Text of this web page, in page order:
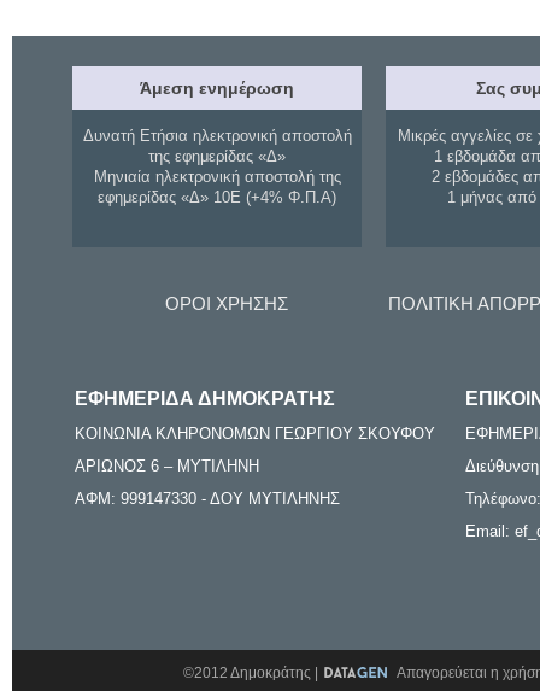
Άμεση ενημέρωση
Δυνατή Ετήσια ηλεκτρονική αποστολή
της εφημερίδας «Δ»
Μηνιαία ηλεκτρονική αποστολή της
εφημερίδας «Δ» 10Ε (+4% Φ.Π.Α)
Σας
Μικρές αγγελίες σε
1 εβδομάδα
2 εβδομάδες
1 μήνας
ΟΡΟΙ ΧΡΗΣΗΣ ΠΟΛΙΤΙΚΗ
ΕΦΗΜΕΡΙΔΑ ΔΗΜΟΚΡΑΤΗΣ
ΚΟΙΝΩΝΙΑ ΚΛΗΡΟΝΟΜΩΝ ΓΕΩΡΓΙΟΥ ΣΚΟΥΦΟΥ
ΑΡΙΩΝΟΣ 6 – ΜΥΤΙΛΗΝΗ
ΑΦΜ: 999147330 - ΔΟΥ ΜΥΤΙΛΗΝΗΣ
Email:
©2012 Δημοκράτης | Απαγορεύεται η